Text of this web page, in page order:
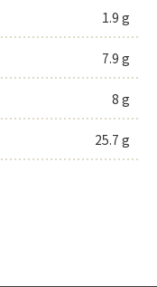
1.9 g
7.9 g
8 g
25.7 g